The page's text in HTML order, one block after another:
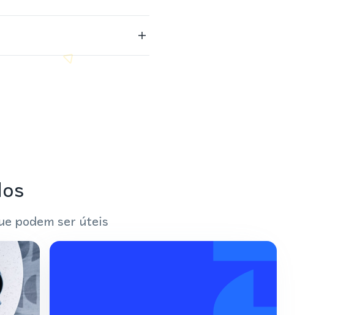
podem ser úteis